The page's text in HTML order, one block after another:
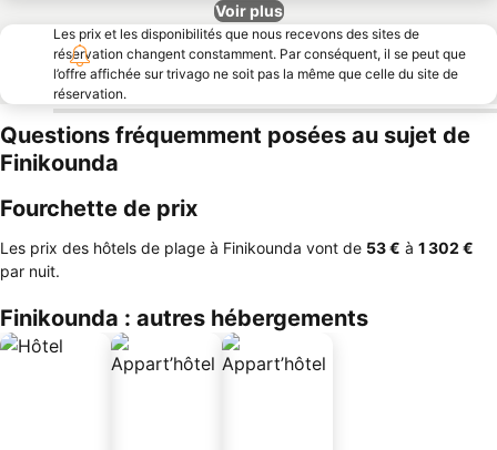
Voir plus
Les prix et les disponibilités que nous recevons des sites de
réservation changent constamment. Par conséquent, il se peut que
l’offre affichée sur trivago ne soit pas la même que celle du site de
réservation.
Questions fréquemment posées au sujet de
Finikounda
Fourchette de prix
Les prix des hôtels de plage à Finikounda vont de ‎53 € à ‎1 302 €
par nuit.
Finikounda : autres hébergements